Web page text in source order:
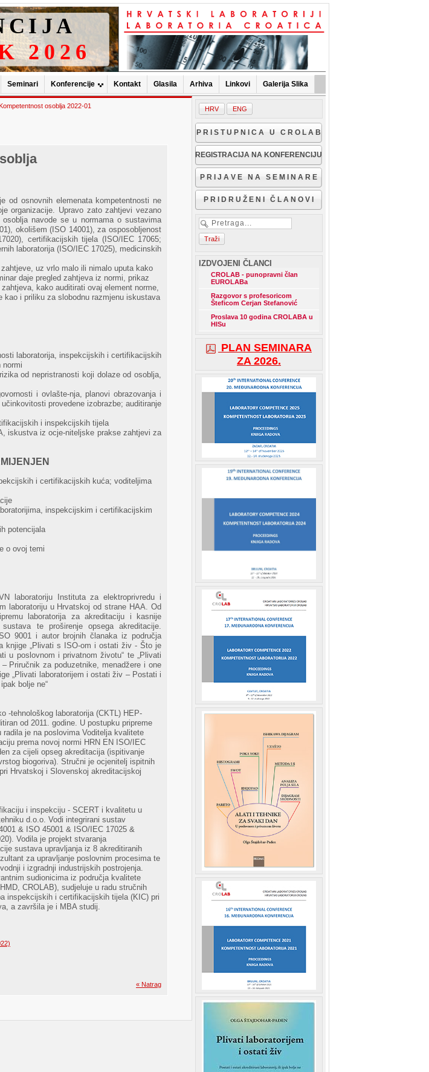
Seminari Konferencije Kontakt Glasila Arhiva Linkovi Galerija Slika
osoblja 2022-01
od osnovnih elemenata kompetentnosti ne
organizacije. Upravo zato zahtjevi vezano
navode se u normama o sustavima
okolišem (ISO 14001), za osposobljenost
certifikacijskih tijela (ISO/IEC 17065;
laboratorija (ISO/IEC 17025), medicinskih
uz vrlo malo ili nimalo uputa kako
daje pregled zahtjeva iz normi, prikaz
kako auditirati ovaj element norme,
kao i priliku za slobodnu razmjenu iskustava
laboratorija, inspekcijskih i certifikacijskih
normi
od nepristranosti koji dolaze od osoblja,
i ovlašte-nja, planovi obrazovanja i
provedene izobrazbe; auditiranje
i inspekcijskih tijela
iskustva iz ocje-niteljske prakse zahtjevi za
i certifikacijskih kuća; voditeljima
inspekcijskim i certifikacijskim
potencijala
o ovoj temi
laboratoriju Instituta za elektroprivredu i
laboratoriju u Hrvatskoj od strane HAA. Od
laboratorija za akreditaciju i kasnije
sustava te proširenje opsega akreditacije.
9001 i autor brojnih članaka iz područja
knjige „Plivati s ISO-om i ostati živ - Što je
u poslovnom i privatnom životu“ te „Plivati
Priručnik za poduzetnike, menadžere i one
„Plivati laboratorijem i ostati živ – Postati i
bolje ne“
-tehnološkog laboratorija (CKTL) HEP-
od 2011. godine. U postupku pripreme
radila je na poslovima Voditelja kvalitete
prema novoj normi HRN EN ISO/IEC
za cijeli opseg akreditacija (ispitivanje
biogoriva). Stručni je ocjenitelj ispitnih
Hrvatskoj i Slovenskoj akreditacijskoj
i inspekciju - SCERT i kvalitetu u
d.o.o. Vodi integrirani sustav
& ISO 45001 & ISO/IEC 17025 &
Vodila je projekt stvaranja
sustava upravljanja iz 8 akreditiranih
za upravljanje poslovnim procesima te
i izgradnji industrijskih postrojenja.
sudionicima iz područja kvalitete
CROLAB), sudjeluje u radu stručnih
inspekcijskih i certifikacijskih tijela (KIC) pri
a završila je i MBA studij.
« Natrag
P R I S T U P N I C A U C R O L A B
REGISTRACIJA NA KONFERENCIJU
P R I J A V E N A S E M I N A R E
P R I D R U Ž E N I Č L A N O V I
IZDVOJENI ČLANCI
CROLAB - punopravni član
EUROLABa
Razgovor s profesoricom
Šteficom Cerjan Stefanović
Proslava 10 godina CROLABA u
HISu
PLAN SEMINARA
ZA 2026.